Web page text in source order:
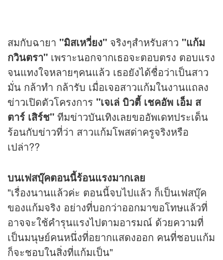
สมกับฉายา "มิสเหวี่ยง" จริงๆสำหรับสาว "แก้ม
กวินตรา" เพราะนอกจากเธอจะตอบตรง ตอบแรง
จนแทงใจหลายๆคนแล้ว เธอยังได้ชื่อว่าเป็นสาว
มั่น กล้าทำ กล้ารับ เมื่อเจอสาวแก้มในงานแถลง
ข่าวเปิดตัวโครงการ "เจเล่ บิวตี้ เชคอัพ เอ็ม ส
ตาร์ เสิร์ช" ทีมข่าวบันเทิงเลยขออัพเดทประเด็น
ร้อนกับข่าวที่ว่า สาวแก้มโพสด่าครูจริงหรือ
เปล่า??
บนเฟสบุ๊คตอนนี้ร้อนแรงมากเลย
"เรื่องนานแล้วค่ะ ตอนนี้จบไปแล้ว ก็เป็นเฟสบุ๊ค
ของแก้มจริง อย่างที่บอกว่าออกมาขอโทษแล้วที่
อาจจะใช้คำรุนแรงไปตามอารมณ์ ด้วยความที่
เป็นมนุษย์คนหนึ่งที่อยากแสดงออก คนที่ชอบแก้ม
ก็จะชอบในสิ่งที่แก้มเป็น"